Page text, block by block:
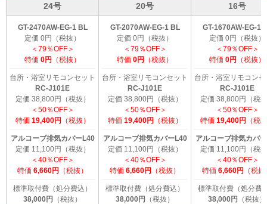
24号 20号 16号
GT-2470AW-EG-1 BL
定価 0円（税抜）
＜79％OFF＞
特価 0円 （税抜）
台所・浴室リモコンセット
RC-J101E
定価 38,800円（税抜）
＜50％OFF＞
特価 19,400円 （税抜）
アルコーブ排気カバーL40
定価 11,100円（税抜）
＜40％OFF＞
特価 6,660円 （税抜）
標準取付費（処分費込）
38,000円 （税抜）
GT-2070AW-EG-1 BL
定価 0円（税抜）
＜79％OFF＞
特価 0円 （税抜）
台所・浴室リモコンセット
RC-J101E
定価 38,800円（税抜）
＜50％OFF＞
特価 19,400円 （税抜）
アルコーブ排気カバーL40
定価 11,100円（税抜）
＜40％OFF＞
特価 6,660円 （税抜）
標準取付費（処分費込）
38,000円 （税抜）
GT-1670AW-EG-1
定価 0円（税抜）
＜79％OFF＞
特価 0円 （税抜）
台所・浴室リモコン
RC-J101E
定価 38,800円（税
＜50％OFF＞
特価 19,400円 （税
アルコーブ排気カバ
定価 11,100円（税
＜40％OFF＞
特価 6,660円 （税
標準取付費（処分費
38,000円 （税抜）